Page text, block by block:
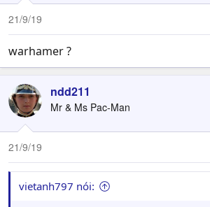
21/9/19
warhamer ?
ndd211
Mr & Ms Pac-Man
21/9/19
vietanh797 nói: